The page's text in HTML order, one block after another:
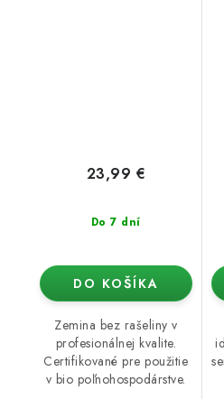
Do 7 dní
23,99 €
DO KOŠÍKA
Zemina bez rašeliny v
profesionálnej kvalite.
Certifikované pre použitie
v bio poľnohospodárstve.